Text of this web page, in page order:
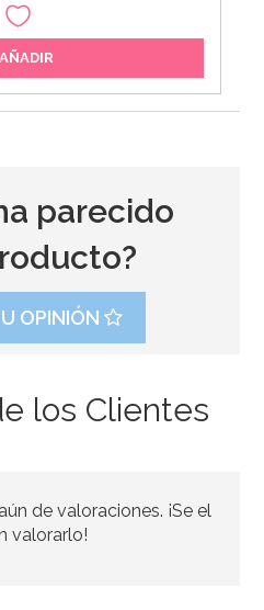
AÑADIR
parecido
OPINIÓN
los Clientes
de valoraciones. ¡Se el
valorarlo!